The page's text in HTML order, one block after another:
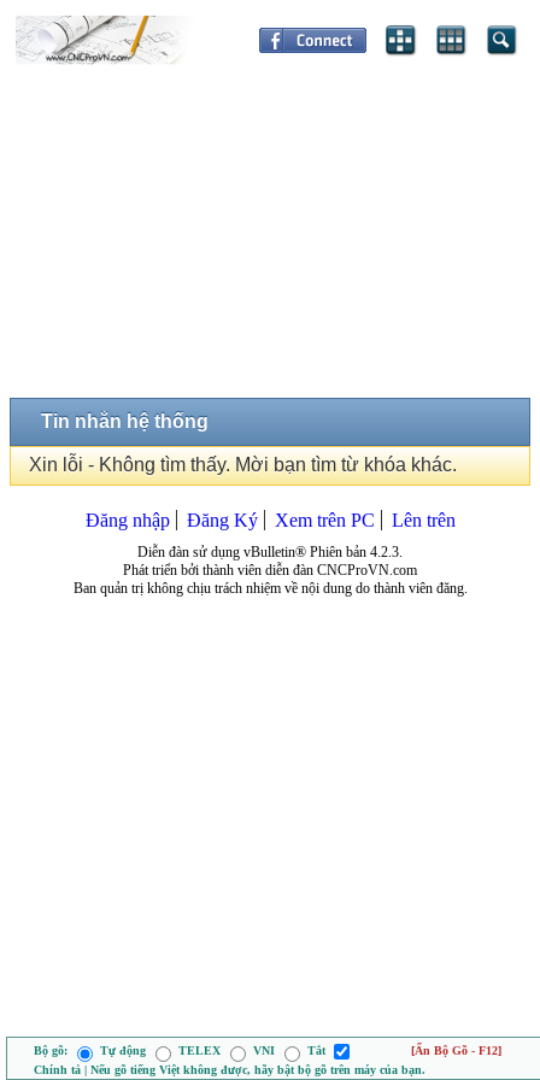
Tin nhắn hệ thống
Xin lỗi - Không tìm thấy. Mời bạn tìm từ khóa khác.
Đăng nhập Đăng Ký Xem trên PC Lên trên
Diễn đàn sử dụng vBulletin® Phiên bản 4.2.3.
Phát triển bởi thành viên diễn đàn CNCProVN.com
Ban quản trị không chịu trách nhiệm về nội dung do thành viên đăng.
Bộ gõ: Tự động TELEX VNI Tắt
[Ẩn Bộ Gõ - F12]
Chính tả | Nếu gõ tiếng Việt không được, hãy bật bộ gõ trên máy của bạn.